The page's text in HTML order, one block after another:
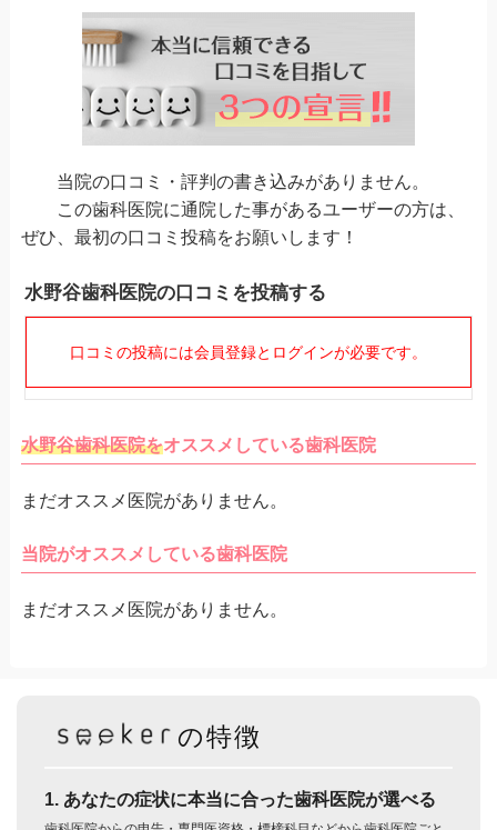
当院の口コミ・評判の書き込みがありません。
この歯科医院に通院した事があるユーザーの方は、
ぜひ、最初の口コミ投稿をお願いします！
水野谷歯科医院の口コミを投稿する
口コミの投稿には会員登録とログインが必要です。
水野谷歯科医院をオススメしている歯科医院
まだオススメ医院がありません。
当院がオススメしている歯科医院
まだオススメ医院がありません。
の特徴
1. あなたの症状に本当に合った歯科医院が選べる